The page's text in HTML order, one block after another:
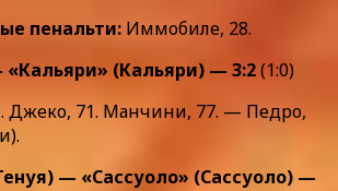
пенальти: Иммобиле, 28.
(Кальяри) — 3:2(1:0)
Джеко, 71. Манчини, 77. — Педро,
— «Сассуоло» (Сассуоло) —